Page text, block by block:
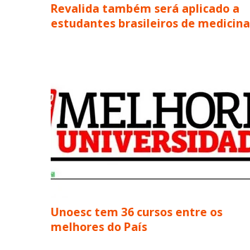
Revalida também será aplicado a
estudantes brasileiros de medicina
Unoesc tem 36 cursos entre os
melhores do País